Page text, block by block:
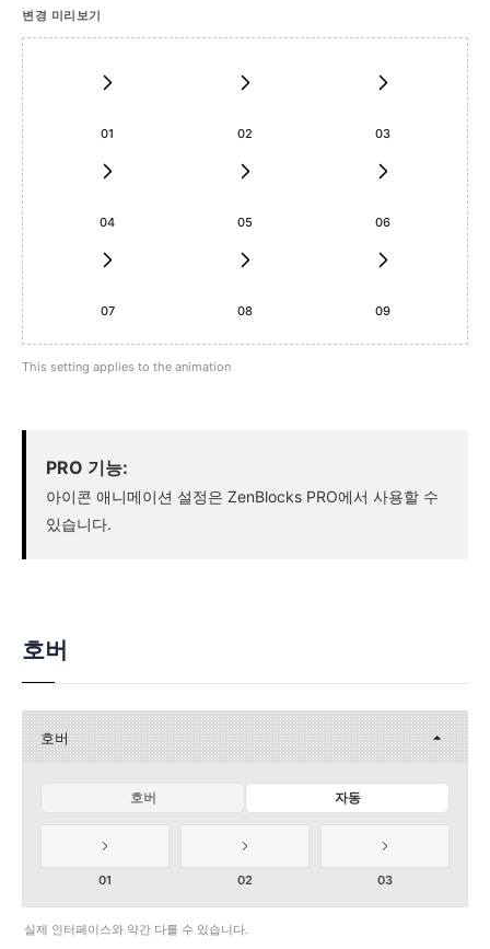
변경 미리보기
01 02 03
04 05 06
07 08 09
This setting applies to the animation
PRO 기능:
아이콘 애니메이션 설정은 ZenBlocks PRO에서 사용할 수
있습니다.
호버
호버
호버 자동
01 02 03
실제 인터페이스와 약간 다를 수 있습니다.